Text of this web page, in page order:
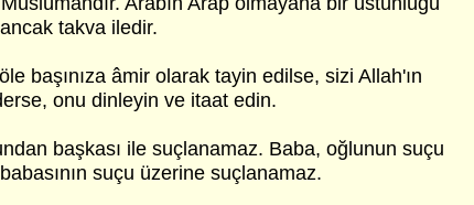
takva iledir.
başınıza âmir olarak tayin edilse, sizi Allah'ın
onu dinleyin ve itaat edin.
başkası ile suçlanamaz. Baba, oğlunun suçu
suçu üzerine suçlanamaz.